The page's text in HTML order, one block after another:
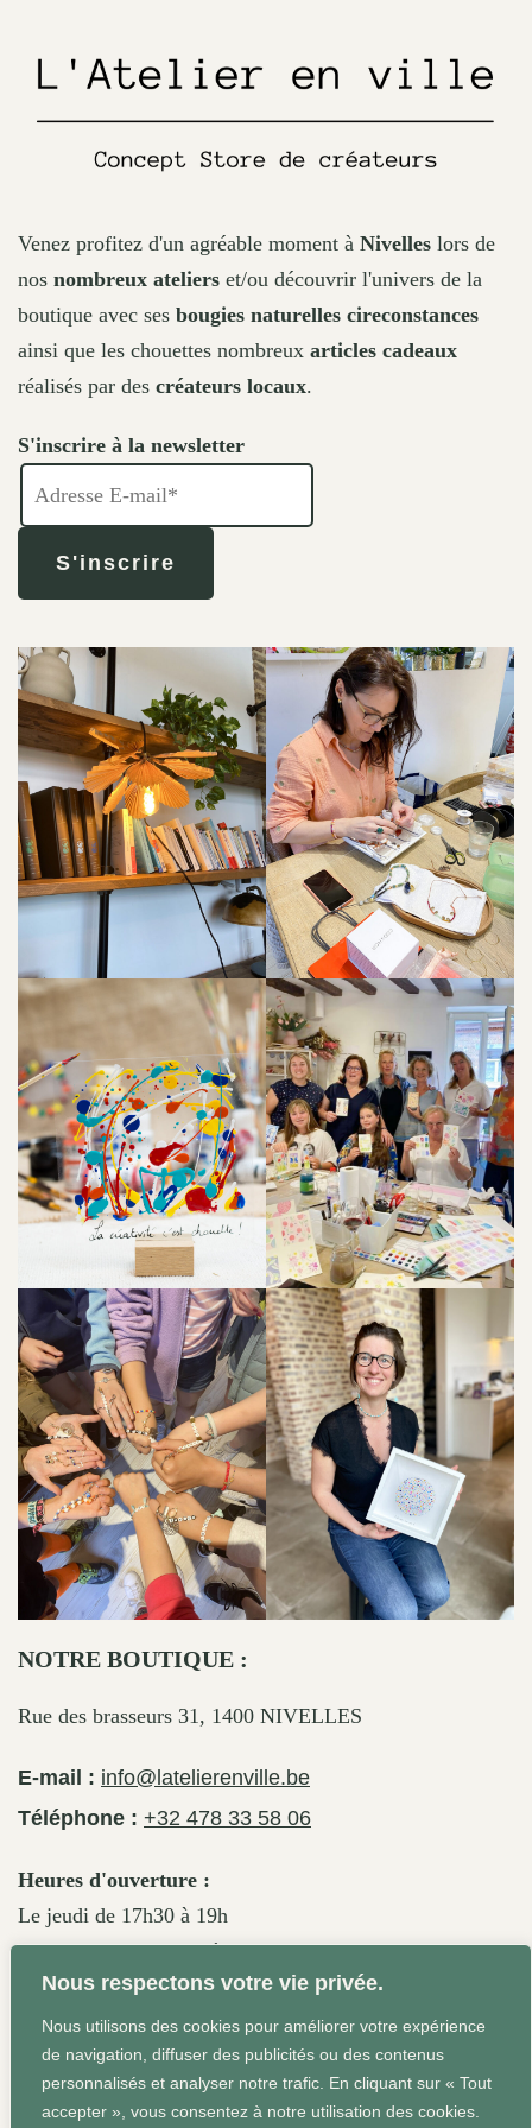
Nous respectons votre vie privée.
Nous utilisons des cookies pour améliorer votre expérience
de navigation, diffuser des publicités ou des contenus
personnalisés et analyser notre trafic. En cliquant sur « Tout
accepter », vous consentez à notre utilisation des cookies.
page
Venez profitez d'un agréable moment à Nivelles lors de
nos nombreux ateliers et/ou découvrir l'univers de la
boutique avec ses bougies naturelles cireconstances
ainsi que les chouettes nombreux articles cadeaux
réalisés par des créateurs locaux.
S'inscrire à la newsletter
NOTRE BOUTIQUE :
Rue des brasseurs 31, 1400 NIVELLES
E-mail : info@latelierenville.be
Téléphone : +32 478 33 58 06
Heures d'ouverture :
Le jeudi de 17h30 à 19h
Le vendredi de 17h30 à 19h30
Le samedi de 11h30 à 19h
Conditions Générales Site web réalisé par Agrum'ent -